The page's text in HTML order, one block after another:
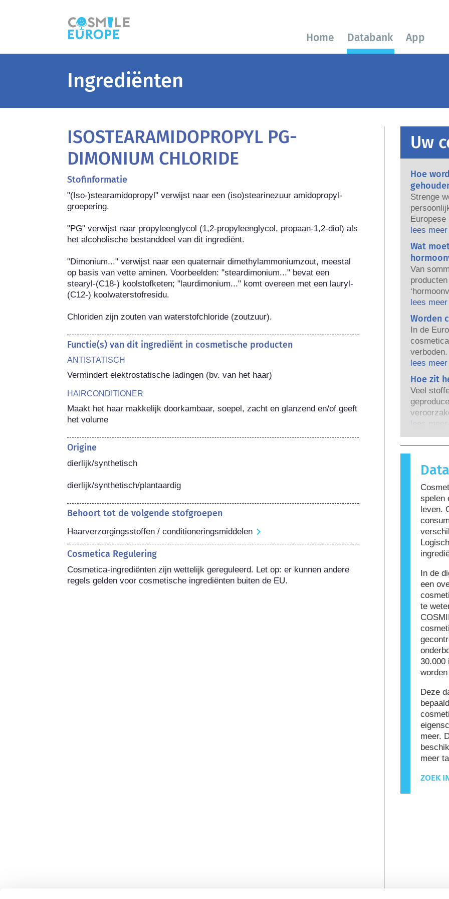
Home Databank App
Ingrediënten
ISOSTEARAMIDOPROPYL PG-
DIMONIUM CHLORIDE
Stofinformatie
"(Iso-)stearamidopropyl" verwijst naar een (iso)stearinezuur amidopropyl-
groepering.
"PG" verwijst naar propyleenglycol (1,2-propyleenglycol, propaan-1,2-diol) als
het alcoholische bestanddeel van dit ingrediënt.
"Dimonium..." verwijst naar een quaternair dimethylammoniumzout, meestal
op basis van vette aminen. Voorbeelden: "steardimonium..." bevat een
stearyl-(C18-) koolstofketen; "laurdimonium..." komt overeen met een lauryl-
(C12-) koolwaterstofresidu.
Chloriden zijn zouten van waterstofchloride (zoutzuur).
Functie(s) van dit ingrediënt in cosmetische producten
ANTISTATISCH
Vermindert elektrostatische ladingen (bv. van het haar)
HAIRCONDITIONER
Maakt het haar makkelijk doorkambaar, soepel, zacht en glanzend en/of geeft
het volume
Origine
dierlijk/synthetisch
dierlijk/synthetisch/plantaardig
Behoort tot de volgende stofgroepen
Haarverzorgingsstoffen / conditioneringsmiddelen
Cosmetica Regulering
Cosmetica-ingrediënten zijn wettelijk gereguleerd. Let op: er kunnen andere
regels gelden voor cosmetische ingrediënten buiten de EU.
Uw
Hoe
Strenge
gebruik.
producten
lees meer
Wat
Van
kan
verstoort.
heel
krachtige
het
bedrijven
bestrijken
lees meer
Worden
In de
er een
van
lees meer
Hoe zit
Veel
wanneer
reactie
niet dat
om te
lees meer
spelen
leven.
In de
een
te
30.000
Deze
meer.
meer
ZOEK